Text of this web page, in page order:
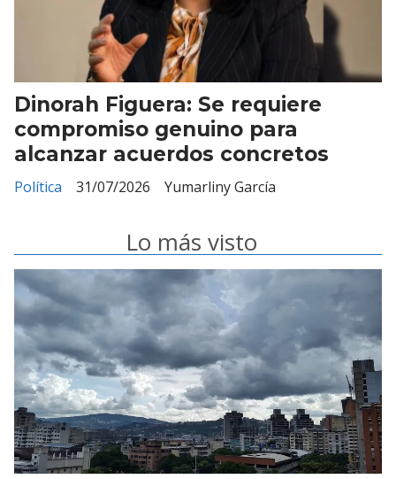
Dinorah Figuera: Se requiere
compromiso genuino para
alcanzar acuerdos concretos
Yumarliny García
Política 31/07/2026
Lo más visto